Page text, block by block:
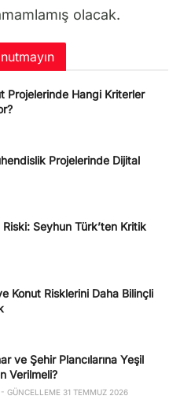
olacak.
Projelerinde Hangi Kriterler
Projelerinde Dijital
Seyhun Türk’ten Kritik
Konut Risklerini Daha Bilinçli
ve Şehir Plancılarına Yeşil
Verilmeli?
GÜNCELLEME 31 TEMMUZ 2026